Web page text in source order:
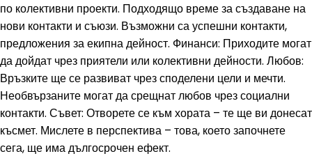
по колективни проекти. Подходящо време за създаване на
нови контакти и съюзи. Възможни са успешни контакти,
предложения за екипна дейност. Финанси: Приходите могат
да дойдат чрез приятели или колективни дейности. Любов:
Връзките ще се развиват чрез споделени цели и мечти.
Необвързаните могат да срещнат любов чрез социални
контакти. Съвет: Отворете се към хората – те ще ви донесат
късмет. Мислете в перспектива – това, което започнете
сега, ще има дългосрочен ефект.